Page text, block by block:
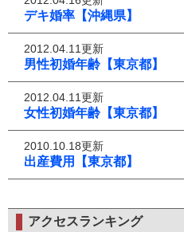
デキ婚率【沖縄県】
2012.04.11更新
男性初婚年齢【東京都】
2012.04.11更新
女性初婚年齢【東京都】
2010.10.18更新
出産費用【東京都】
アクセスランキング